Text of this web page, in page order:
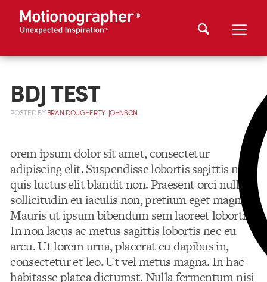
BDJ TEST
POSTEDBYBRAN DOUGHERTY-JOHNSON
orem ipsum dolor sit amet, consectetur
adipiscing elit. Suspendisse lobortis sagittis nisl,
quis luctus elit blandit non. Praesent orci nulla,
sollicitudin eu iaculis non, pretium eget magna.
Mauris ut ipsum bibendum sem laoreet lobortis.
In non lacus ac metus sagittis lobortis nec eu
arcu. Ut lorem urna, placerat eu dapibus in,
consectetur et leo. Ut vel metus magna. In hac
habitasse platea dictumst. Nulla fermentum nisi